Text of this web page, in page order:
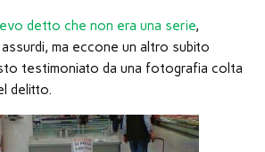
su
(Si
in
nuova
su
(Si
apre
in
nuova
l'articolo
mail
un
una
nuova
finestra)
detto che non era una serie,
ma eccone un altro subito
testimoniato da una fotografia colta
delitto.